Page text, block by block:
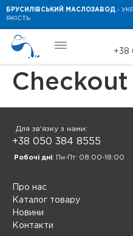
БРУСИЛІВСЬКИЙ МАСЛОЗАВОД -
ЯКІСТЬ
+38
Checkout
Для зв'язку з нами:
+38 050 384 8555
Робочі дні: Пн-Пт: 08:00-18:00
Про нас
Каталог товару
Новини
Контакти